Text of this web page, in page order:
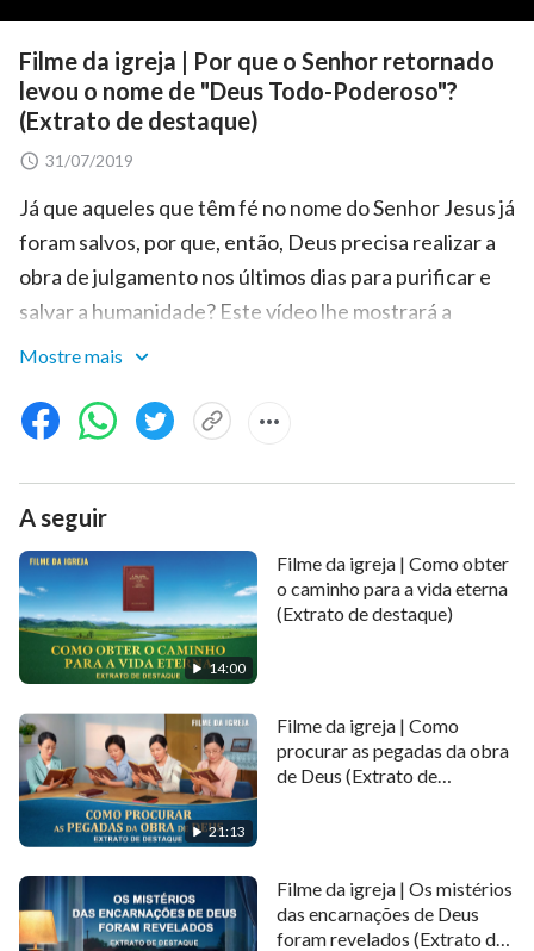
Filme da igreja | Por que o Senhor retornado
levou o nome de "Deus Todo-Poderoso"?
(Extrato de destaque)
31/07/2019
Já que aqueles que têm fé no nome do Senhor Jesus já
foram salvos, por que, então, Deus precisa realizar a
obra de julgamento nos últimos dias para purificar e
salvar a humanidade? Este vídeo lhe mostrará a
resposta.
Mostre mais
A seguir
14:00
Filme da igreja | Como obter
o caminho para a vida eterna
(Extrato de destaque)
21:13
Filme da igreja | Como
procurar as pegadas da obra
de Deus (Extrato de
Filme da igreja | Os mistérios
das encarnações de Deus
foram revelados (Extrato de